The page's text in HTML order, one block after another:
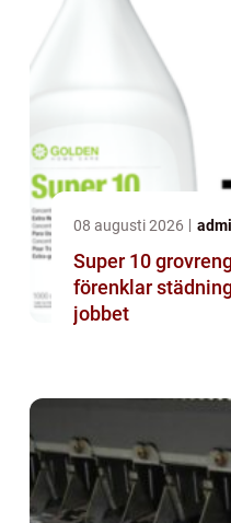
08 augusti 2026
Super 10 grovrengöringsmedlet som
förenklar
jobbet